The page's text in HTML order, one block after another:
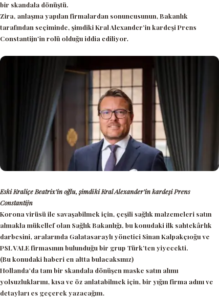
bir skandala dönüştü.
Zira, anlaşma yapılan firmalardan sonuncusunun, Bakanlık
tarafından seçiminde, şimdiki Kral Alexander’in kardeşi Prens
Constantijn’in rolü olduğu iddia ediliyor.
Eski Kraliçe Beatrix’in oğlu, şimdiki Kral Alexander’in kardeşi Prens
Constantijn
Korona virüsü ile savaşabilmek için, çeşili sağlık malzemeleri satın
almakla mükellef olan Sağlık Bakanlığı, bu konudaki ilk sahtekârlık
darbesini, aralarında Galatasaraylı yönetici Sinan Kalpakçıoğu ve
PSL VALE firmasının bulunduğu bir grup Türk’ten yiyecekti.
(Bu konudaki haberi en altta bulacaksınız)
Hollanda’da tam bir skandala dönüşen maske satın alımı
yolsuzluklarını, kısa ve öz anlatabilmek için, bir yığın firma adını ve
detayları es geçerek yazacağım.